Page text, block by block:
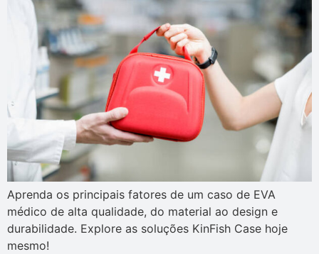
Aprenda os principais fatores de um caso de EVA
médico de alta qualidade, do material ao design e
durabilidade. Explore as soluções KinFish Case hoje
mesmo!